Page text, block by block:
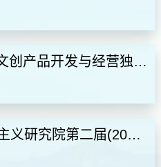
山东科技大学关于文创产品开发与经营独家授权的通告
21世纪世界马克思主义研究院第二届(2026)暑期高级研修班